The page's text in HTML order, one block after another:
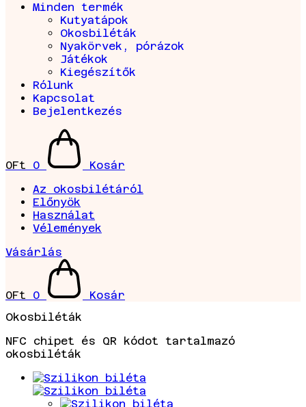
Minden termék
Kutyatápok
Okosbiléták
Nyakörvek, pórázok
Játékok
Kiegészítők
Rólunk
Kapcsolat
Bejelentkezés
0Ft 0
Kosár
Az okosbilétáról
Előnyök
Használat
Vélemények
Vásárlás
0Ft 0
Kosár
Okosbiléták
NFC chipet és QR kódot tartalmazó
okosbiléták